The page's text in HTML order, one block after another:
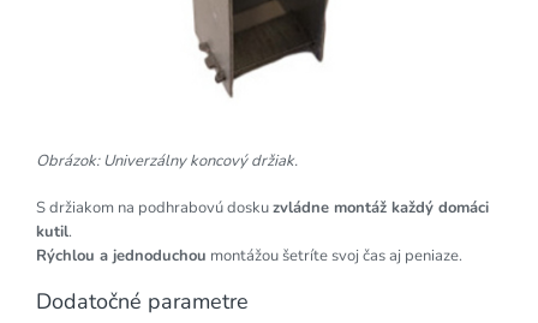
Obrázok: Univerzálny koncový držiak.
S držiakom na podhrabovú doskuzvládne montáž každý domáci
kutil.
Rýchlou a jednoduchou montážou šetríte svoj čas aj peniaze.
Dodatočné parametre